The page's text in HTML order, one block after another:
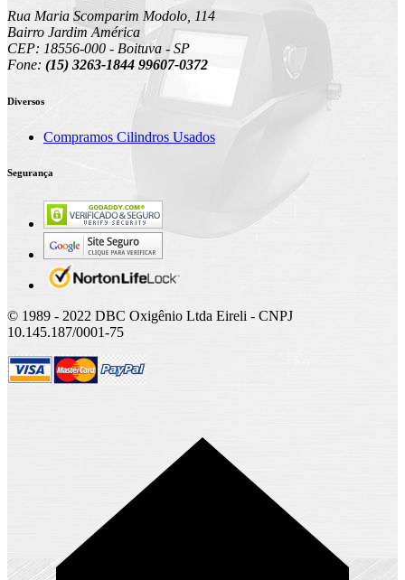
Rua Maria Scomparim Modolo, 114
Bairro Jardim América
CEP: 18556-000 - Boituva - SP
Fone: (15) 3263-1844 99607-0372
Diversos
Compramos Cilindros Usados
Segurança
© 1989 - 2022 DBC Oxigênio Ltda Eireli - CNPJ
10.145.187/0001-75